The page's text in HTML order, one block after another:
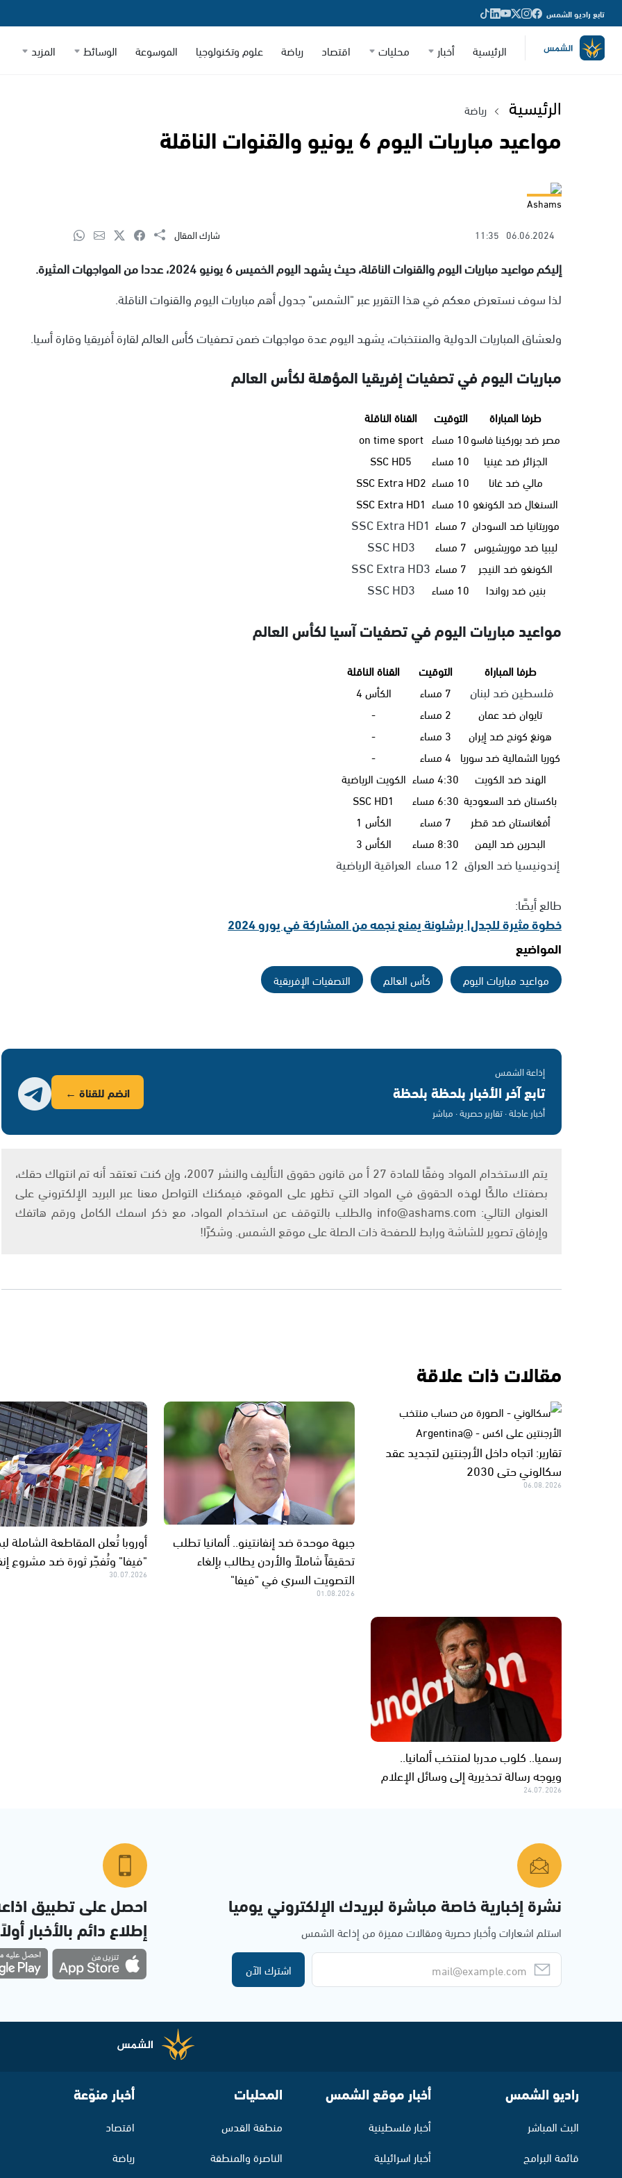
تابع راديو الشمس
الرئيسية أخبار محليات اقتصاد رياضة علوم وتكنولوجيا الموسوعة الوسائط المزيد
الرئيسية رياضة
مواعيد مباريات اليوم 6 يونيو والقنوات الناقلة
Ashams
06.06.2024
11:35 شارك المقال
إليكم مواعيد مباريات اليوم والقنوات الناقلة، حيث يشهد اليوم الخميس 6 يونيو 2024، عددا من المواجهات المثيرة.
لذا سوف نستعرض معكم في هذا التقرير عبر "الشمس" جدول أهم مباريات اليوم والقنوات الناقلة.
ولعشاق المباريات الدولية والمنتخبات، يشهد اليوم عدة مواجهات ضمن تصفيات كأس العالم لقارة أفريقيا وقارة أسيا.
مباريات اليوم في تصفيات إفريقيا المؤهلة لكأس العالم
طرفا المباراة التوقيت
القناة الناقلة
مصر ضد بوركينا فاسو10 مساء
on time sport
الجزائر ضد غينيا
10 مساء
SSC HD5
مالي ضد غانا
10 مساء
SSC Extra HD2
السنغال ضد الكونغو 10 مساء
SSC Extra HD1
موريتانيا ضد السودان 7 مساء SSC Extra HD1
ليبيا ضد موريشيوس 7 مساء SSC HD3
الكونغو ضد النيجر 7 مساء SSC Extra HD3
بنين ضد رواندا 10 مساء SSC HD3
مواعيد مباريات اليوم في تصفيات آسيا لكأس العالم
طرفا المباراة التوقيت القناة الناقلة
فلسطين ضد لبنان 7 مساء
الكأس 4
تايوان ضد عمان
2 مساء
-
هونغ كونج ضد إيران
3 مساء
-
كوريا الشمالية ضد سوريا 4 مساء
-
الهند ضد الكويت
4:30 مساء
الكويت الرياضية
باكستان ضد السعودية 6:30 مساء
SSC HD1
أفغانستان ضد قطر
7 مساء
الكأس 1
البحرين ضد اليمن
8:30 مساء الكأس 3
إندونيسيا ضد العراق 12 مساء
العراقية الرياضية
طالع أيضًا:
خطوة مثيرة للجدل| برشلونة يمنع نجمه من المشاركة في يورو 2024
المواضيع
مواعيد مباريات اليوم كأس العالم التصفيات الإفريقية
إذاعة الشمس
تابع آخر الأخبار بلحظة بلحظة
أخبار عاجلة · تقارير حصرية · مباشر
انضم للقناة ←
يتم الاستخدام المواد وفقًا للمادة 27 أ من قانون حقوق التأليف والنشر 2007، وإن كنت تعتقد أنه تم انتهاك حقك،
بصفتك مالكًا لهذه الحقوق في المواد التي تظهر على الموقع، فيمكنك التواصل معنا عبر البريد الإلكتروني على
العنوان التالي: info@ashams.com والطلب بالتوقف عن استخدام المواد، مع ذكر اسمك الكامل ورقم هاتفك
وإرفاق تصوير للشاشة ورابط للصفحة ذات الصلة على موقع الشمس. وشكرًا!
مقالات ذات علاقة
تقارير: اتجاه داخل الأرجنتين لتجديد عقد
سكالوني حتى 2030
06.08.2026
جبهة موحدة ضد إنفانتينو.. ألمانيا تطلب
تحقيقاً شاملاً والأردن يطالب بإلغاء
التصويت السري في "فيفا"
01.08.2026
أوروبا تُعلن المقاطعة الشاملة
"فيفا" وتُفجّر ثورة ضد مشروع
30.07.2026
رسميا.. كلوب مدربا لمنتخب ألمانيا..
ويوجه رسالة تحذيرية إلى وسائل الإعلام
24.07.2026
نشرة إخبارية خاصة مباشرة لبريدك الإلكتروني يوميا
استلم اشعارات وأخبار حصرية ومقالات مميزة من إذاعة الشمس
اشترك الآن
احصل على تطبيق
إطلاع دائم بالأخبار
راديو الشمس
البث المباشر
قائمة البرامج
أخبار موقع الشمس
أخبار فلسطينية
أخبار اسرائيلية
المحليات
منطقة القدس
الناصرة والمنطقة
أخبار منوّعة
اقتصاد
رياضة